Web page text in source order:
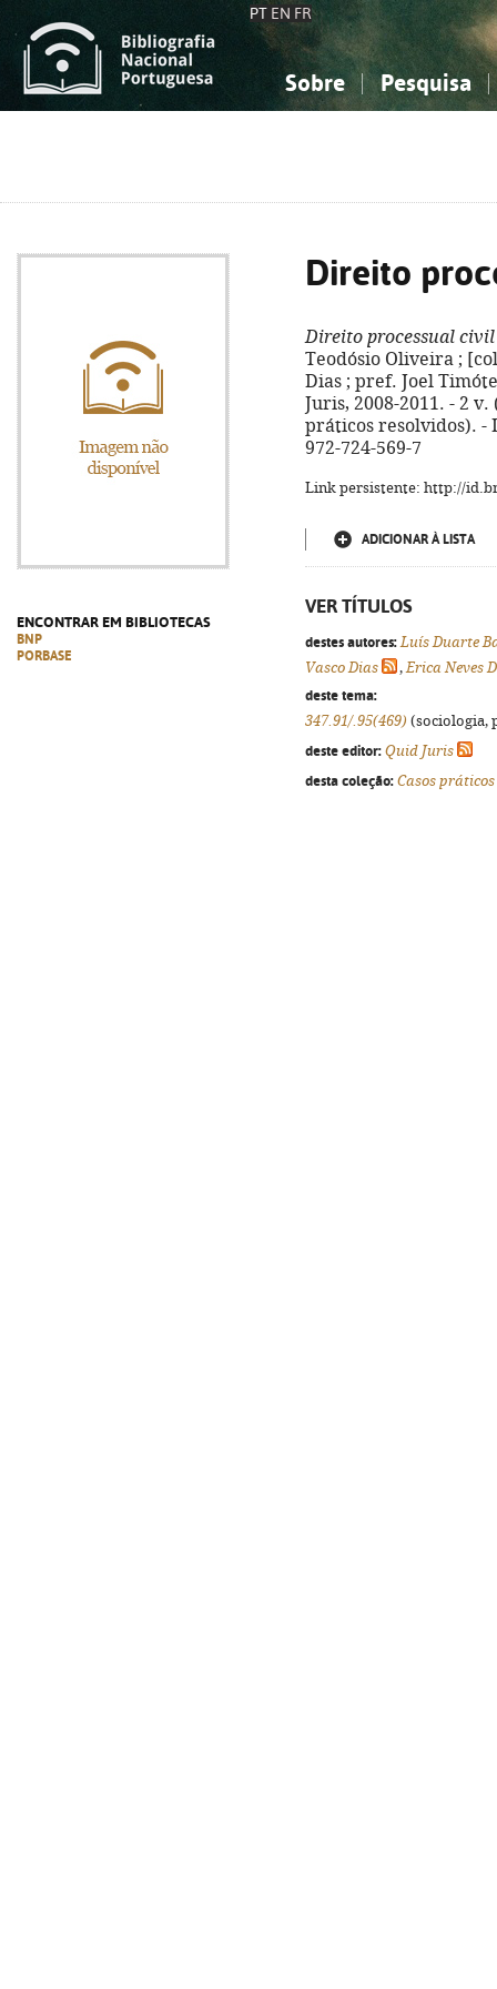
PT EN FR
Sobre Pesquisa
ENCONTRAR EM BIBLIOTECAS
BNP
PORBASE
Direito
Direito processual civil
Teodósio Oliveira ;
Dias ; pref. Joel
Juris, 2008-2011. - 2 v.
práticos resolvidos). -
972-724-569-7
Link persistente: http://
ADICIONAR À LISTA
VER TÍTULOS
destes autores: Luís Duarte
Vasco Dias
,Erica Neves
deste tema:
347.91/.95(469) (sociologia,
deste editor: Quid Juris
desta coleção: Casos